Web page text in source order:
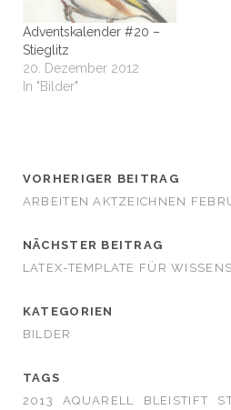
Adventskalender #20 –
Stieglitz
20. Dezember 2012
In "Bilder"
VORHERIGER BEITRAG
ARBEITEN AKTZEICHNEN
NÄCHSTER BEITRAG
LATEX-TEMPLATE FÜR
KATEGORIEN
BILDER
TAGS
2013
AQUARELL BLEISTIFT